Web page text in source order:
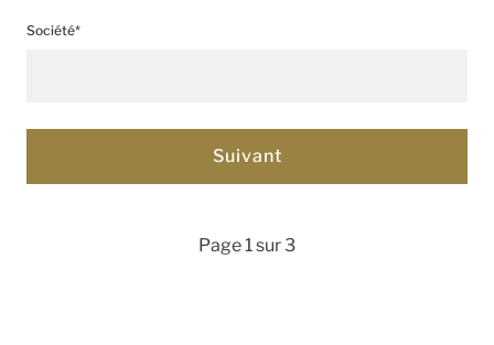
Société*
Page 1 sur 3